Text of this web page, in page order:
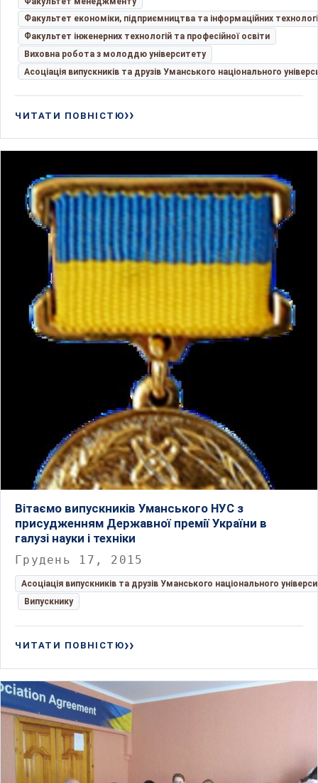
Факультет економіки, підприємництва та інформаційних
Факультет інженерних технологій та професійної освіти
Виховна робота з молоддю університету
Асоціація випускників та друзів Уманського національного
ЧИТАТИ ПОВНІСТЮ
Вітаємо випускників Уманського НУС з
присудженням Державної премії України в
галузі науки і техніки
Грудень 17, 2015
Асоціація випускників та друзів Уманського національного
Випускнику
ЧИТАТИ ПОВНІСТЮ